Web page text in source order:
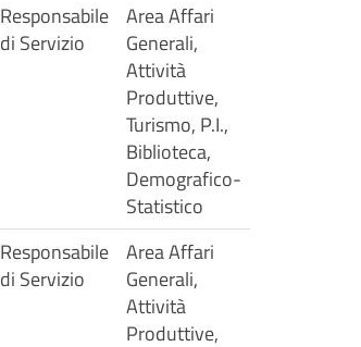
Responsabile
di Servizio
Area Affari
Generali,
Attività
Produttive,
Turismo, P.I.,
Biblioteca,
Demografico-
Statistico
Responsabile
di Servizio
Area Affari
Generali,
Attività
Produttive,